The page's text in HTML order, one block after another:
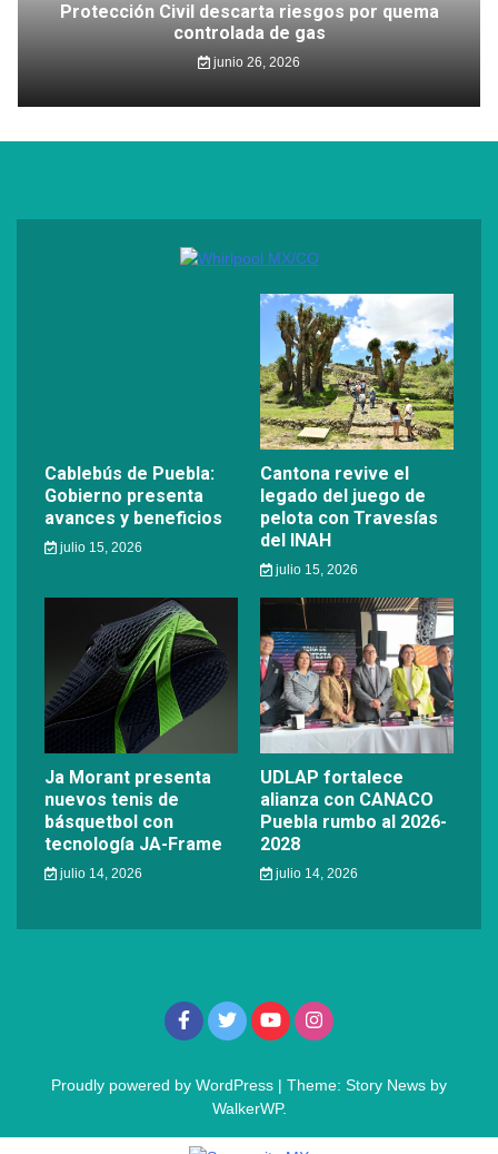
Protección Civil descarta riesgos por quema
controlada de gas
junio 26, 2026
Cablebús de Puebla:
Gobierno presenta
avances y beneficios
julio 15, 2026
Cantona revive el
legado del juego de
pelota con Travesías
del INAH
julio 15, 2026
Ja Morant presenta
nuevos tenis de
básquetbol con
tecnología JA-Frame
julio 14, 2026
UDLAP fortalece
alianza con CANACO
Puebla rumbo al 2026-
2028
julio 14, 2026
Proudly powered by WordPress | Theme: Story News by
WalkerWP.